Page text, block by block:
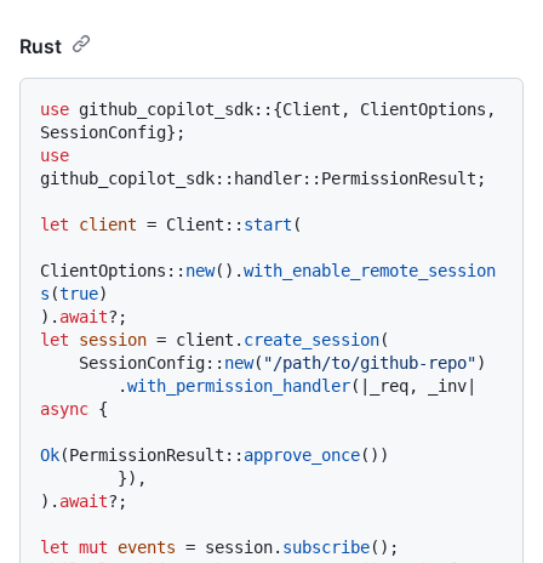
Rust
use github_copilot_sdk::{Client, ClientOptions,
use
github_copilot_sdk::handler::PermissionResult;
let client = Client:: start (
ClientOptions:: new().with_enable_remote_session
s (true)
). await
let
session = client. create_session(
    SessionConfig::
new( "/path/to/github-repo")
        .
with_permission_handler
async {
Ok(PermissionResult:: approve_once())
). await?;
let mut events = session. subscribe